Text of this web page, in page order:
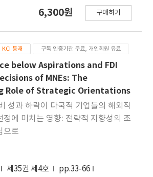
필요함을 보여준다.
에서 우위를 확보하기 위해 2013년 시진
가 위안을 기축통화로 삼아 달러 패권
목표를 가지고 있다. 따라서 일대일로
효과성을 연구하는 것은 중요한 과제이
을 바탕으로 일대일로 이니셔티브가
접 투자와 수출입에 어떻게 효과적으
는지 를 검증한 결과는 다음과 같다. 첫
투자는 중국의 수출입 무역을 촉진하는
둘째, 일대일로 이니셔티브는 중국의 해
수출입 무역 간의 관계를 강화하는 역
6,300원 구매하기
KCI 등재 구독 인증기관 무료, 개인회원 유료
below Aspirations and FDI
of MNEs: The
Role of Strategic Orientations
성과 하락이 다국적 기업들의 해외직
정에 미치는 영향: 전략적 지향성의 조
으로
제35권 제4호
pp.33-66